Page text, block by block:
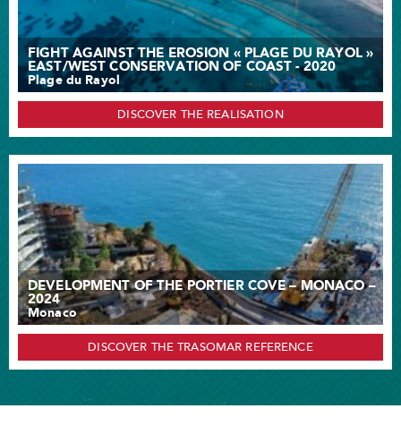
FIGHT AGAINST THE EROSION « PLAGE DU RAYOL »
EAST/WEST CONSERVATION OF COAST - 2020
Plage du Rayol
DISCOVER THE REALISATION
DEVELOPMENT OF THE PORTIER COVE – MONACO –
2024
Monaco
DISCOVER THE TRASOMAR REFERENCE